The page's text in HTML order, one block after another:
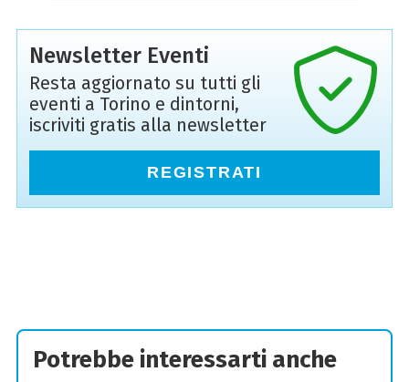
Newsletter Eventi
Resta aggiornato su tutti gli
eventi a Torino e dintorni,
iscriviti gratis alla newsletter
REGISTRATI
Potrebbe interessarti anche